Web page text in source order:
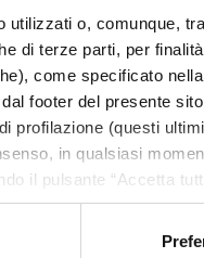
utilizzati o, comunque,
di terze parti, per
come specificato
footer del presente
profilazione (questi
in qualsiasi
il pulsante “Accetta
navigazione senza
informazioni
Porta 1
Clienti di Sogemi e
Servizio Clienti